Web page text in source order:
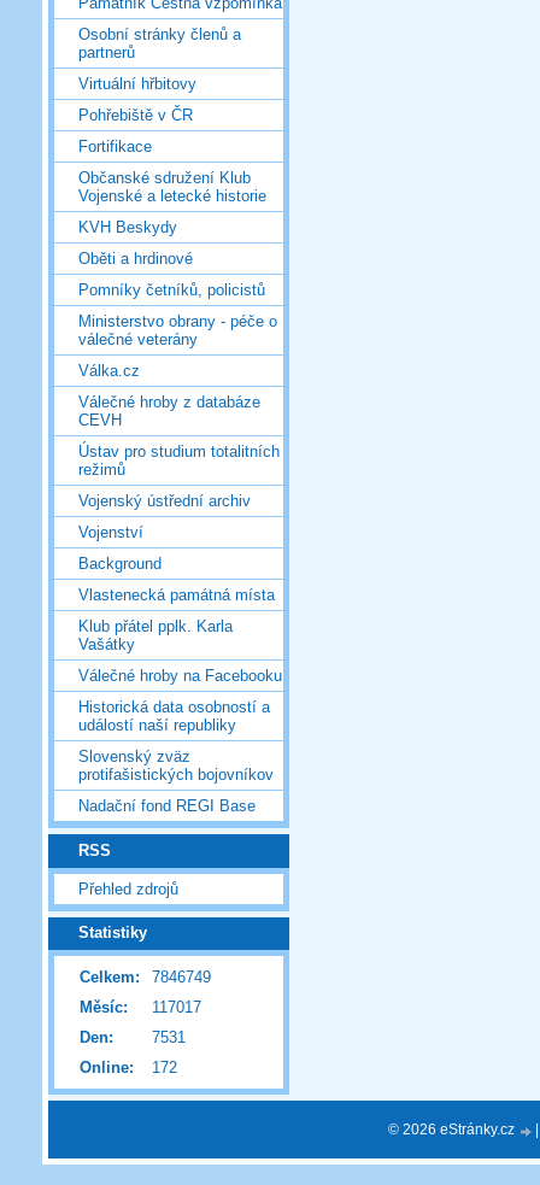
Osobní stránky členů a
partnerů
Virtuální hřbitovy
Pohřebiště v ČR
Fortifikace
Občanské sdružení Klub
Vojenské a letecké historie
KVH Beskydy
Oběti a hrdinové
Pomníky četníků, policistů
Ministerstvo obrany - péče o
válečné veterány
Válka.cz
Válečné hroby z databáze
CEVH
Ústav pro studium totalitních
režimů
Vojenský ústřední archiv
Vojenství
Background
Vlastenecká památná místa
Klub přátel pplk. Karla
Vašátky
Válečné hroby na Facebooku
Historická data osobností a
událostí naší republiky
Slovenský zväz
protifašistických bojovníkov
Nadační fond REGI Base
RSS
Přehled zdrojů
Statistiky
Online: 172
Celkem:
7846749
Měsíc:
117017
Den:
7531
© 2026 eStránky.cz